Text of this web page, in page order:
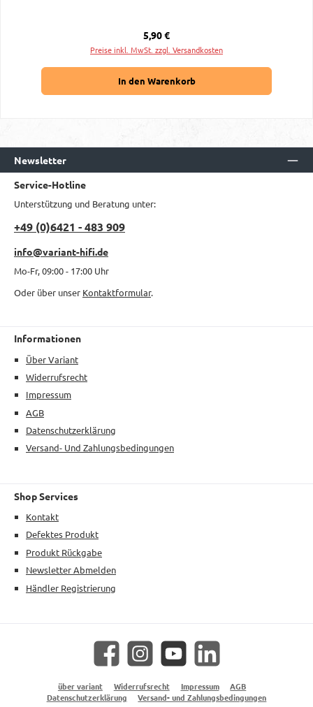
Regulärer Preis:
5,90 €
Preise inkl. MwSt. zzgl. Versandkosten
In den Warenkorb
Newsletter
Service-Hotline
Unterstützung und Beratung unter:
+49 (0)6421 - 483 909
info@variant-hifi.de
Mo-Fr, 09:00 - 17:00 Uhr
Oder über unser Kontaktformular.
Informationen
Über Variant
Widerrufsrecht
Impressum
AGB
Datenschutzerklärung
Versand- Und Zahlungsbedingungen
Shop Services
Kontakt
Defektes Produkt
Produkt Rückgabe
Newsletter Abmelden
Händler Registrierung
Facebook Instagram YouTube LinkedIn
über variant Widerrufsrecht Impressum
AGB
Datenschutzerklärung
Versand- und Zahlungsbedingungen